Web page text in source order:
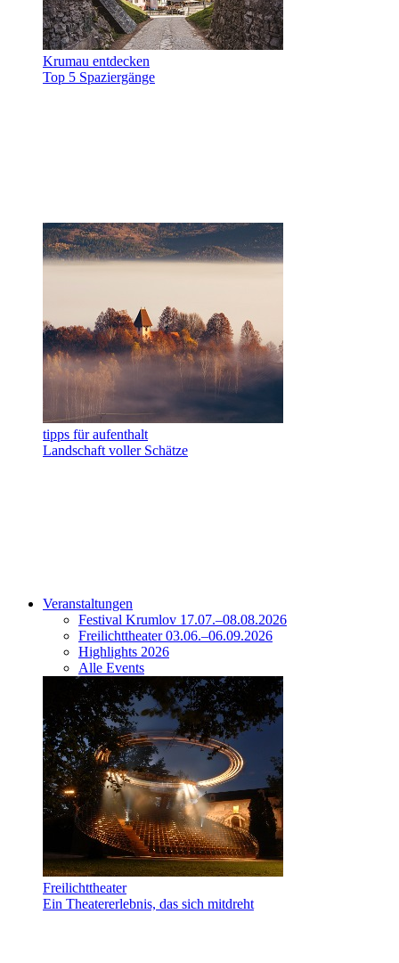
Krumau entdecken
Top 5 Spaziergänge
tipps für aufenthalt
Landschaft voller Schätze
Veranstaltungen
Festival Krumlov 17.07.–08.08.2026
Freilichttheater 03.06.–06.09.2026
Highlights 2026
Alle Events
Freilichttheater
Ein Theatererlebnis, das sich mitdreht